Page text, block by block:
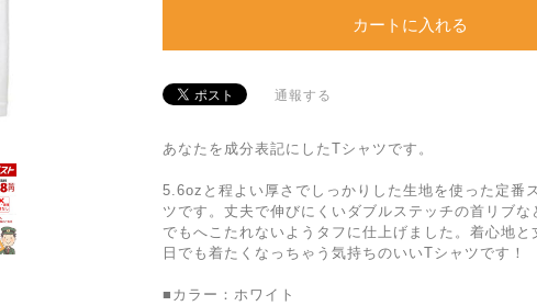
カートに入れる
通報する
あなたを成分表記にしたTシャツです。
5.6ozと程よい厚さでしっかりした生地を使った定番
ツです。丈夫で伸びにくいダブルステッチの首リブな
でもへこたれないようタフに仕上げました。着心地と
日でも着たくなっちゃう気持ちのいいTシャツです！
■カラー：ホワイト